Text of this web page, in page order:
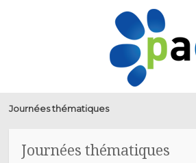
Journées thématiques
Journées thématiques